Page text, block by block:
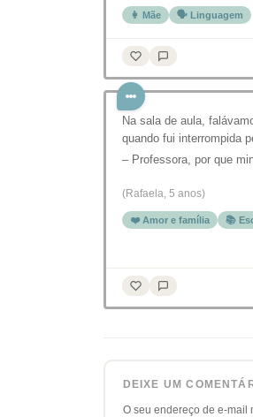
👩 Mãe 🗣️ Linguagem
Na sala de aula,
quando fui interrompida
– Professora, por que
(Rafaela, 5 anos)
❤️ Amor e família 📚
DEIXE UM
O seu endereço de e-mail